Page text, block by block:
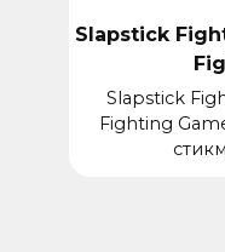
Slapstick
Slapstick
Fighting